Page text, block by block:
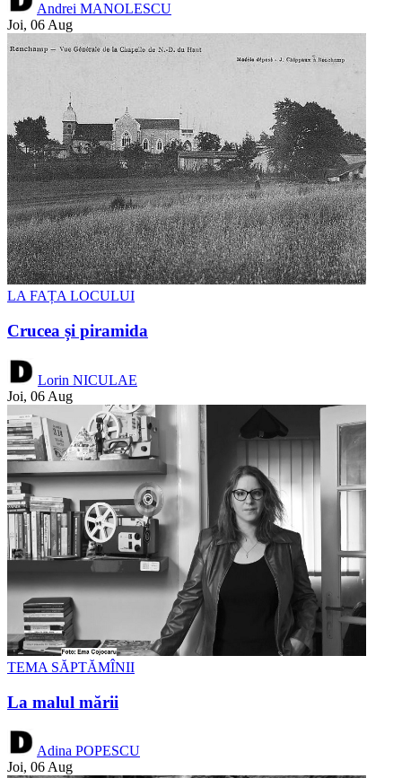
Andrei MANOLESCU
Joi, 06 Aug
LA FAȚA LOCULUI
Crucea și piramida
Lorin NICULAE
Joi, 06 Aug
TEMA SĂPTĂMÎNII
La malul mării
Adina POPESCU
Joi, 06 Aug